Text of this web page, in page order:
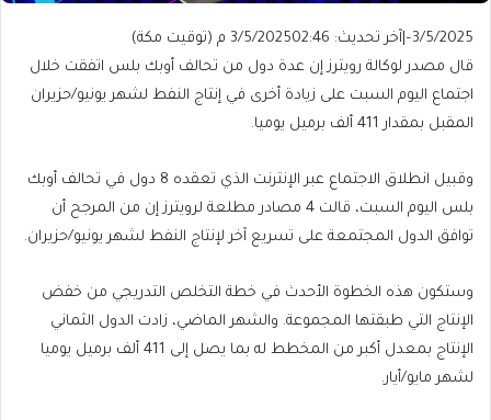
3/5/2025
– آخر تحديث: 3/5/2025 02:46 م (توقيت مكة)
قال مصدر لوكالة رويترز إن عدة دول من تحالف أوبك بلس اتفقت خلال
اجتماع اليوم السبت على زيادة أخرى في إنتاج النفط لشهر يونيو/حزيران
المقبل بمقدار 411 ألف برميل يوميا.
وقبيل انطلاق الاجتماع عبر الإنترنت الذي تعقده 8 دول في تحالف أوبك
بلس اليوم السبت، قالت 4 مصادر مطلعة لرويترز إن من المرجح أن
توافق الدول المجتمعة على تسريع آخر لإنتاج النفط لشهر يونيو/حزيران.
وستكون هذه الخطوة الأحدث في خطة التخلص التدريجي من خفض
الإنتاج التي طبقتها المجموعة. والشهر الماضي، زادت الدول الثماني
الإنتاج بمعدل أكبر من المخطط له بما يصل إلى 411 ألف برميل يوميا
لشهر مايو/أيار.